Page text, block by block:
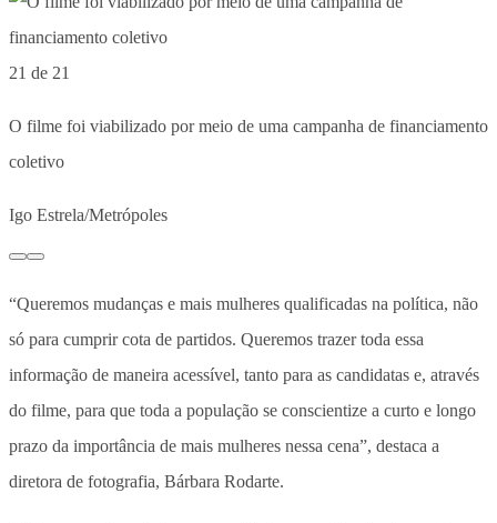
21 de 21
O filme foi viabilizado por meio de uma campanha de financiamento
coletivo
Igo Estrela/Metrópoles
“Queremos mudanças e mais mulheres qualificadas na política, não
só para cumprir cota de partidos. Queremos trazer toda essa
informação de maneira acessível, tanto para as candidatas e, através
do filme, para que toda a população se conscientize a curto e longo
prazo da importância de mais mulheres nessa cena”, destaca a
diretora de fotografia, Bárbara Rodarte.